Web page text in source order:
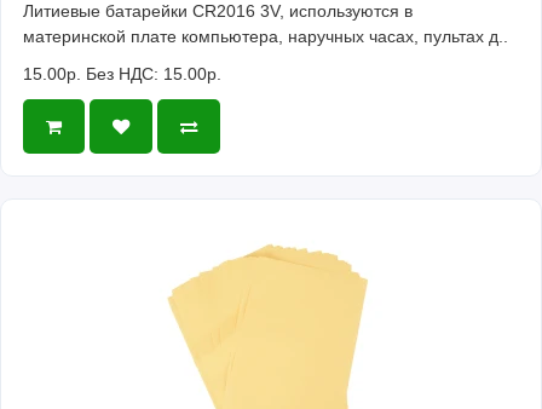
Литиевые батарейки CR2016 3V, используются в
материнской плате компьютера, наручных часах, пультах д..
15.00р. Без НДС: 15.00р.